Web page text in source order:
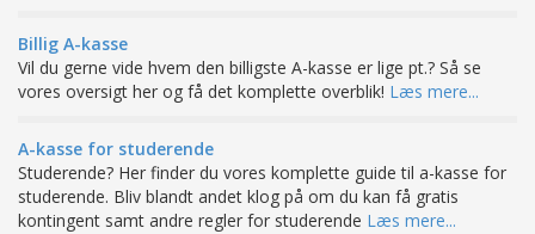
Billig A-kasse
Vil du gerne vide hvem den billigste A-kasse er lige pt.? Så se
vores oversigt her og få det komplette overblik! Læs mere...
A-kasse for studerende
Studerende? Her finder du vores komplette guide til a-kasse for
studerende. Bliv blandt andet klog på om du kan få gratis
kontingent samt andre regler for studerende Læs mere...